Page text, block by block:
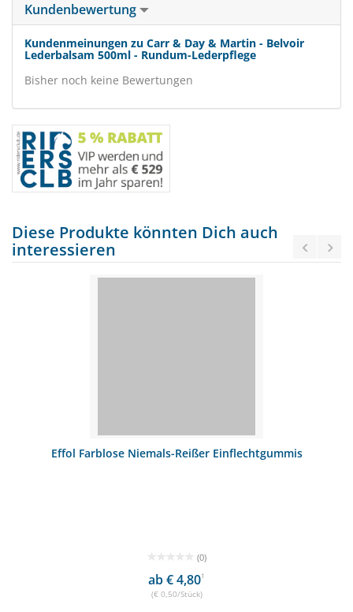
Kundenbewertung
Kundenmeinungen zu Carr & Day & Martin - Belvoir
Lederbalsam 500ml - Rundum-Lederpflege
Bisher noch keine Bewertungen
Diese Produkte könnten Dich auch
interessieren
Effol Farblose Niemals-Reißer Einflechtgummis
(0)
ab € 4,801
(€ 0,50/Stück)